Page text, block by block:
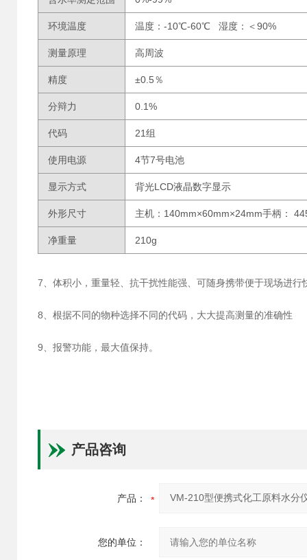
环境温度 温度：-10℃-60℃ 湿度：＜90%
测量原理 高周波
精度 ±0.5％
分辩力 0.1%
代码 21组
使用电源 4节7号电池
显示方式 背光LCD液晶数字显示
外形尺寸 主机：140mm×60mm×24mm手柄：
净重量 210g
7、体积小，重量轻、抗干扰性能强、可随身携带便于现场进行
8、根据不同的物种选择不同的代码，大大提高测量的准确性
9、报警功能，最大值保持。
产品咨询
产品：
您的单位：